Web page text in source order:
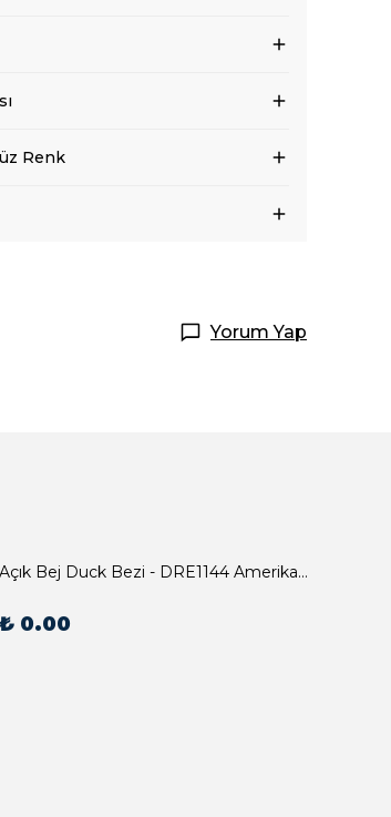
Renk
Yorum Yap
Açık Bej Duck Bezi - DRE1144 Amerikan Servis
₺ 0.00